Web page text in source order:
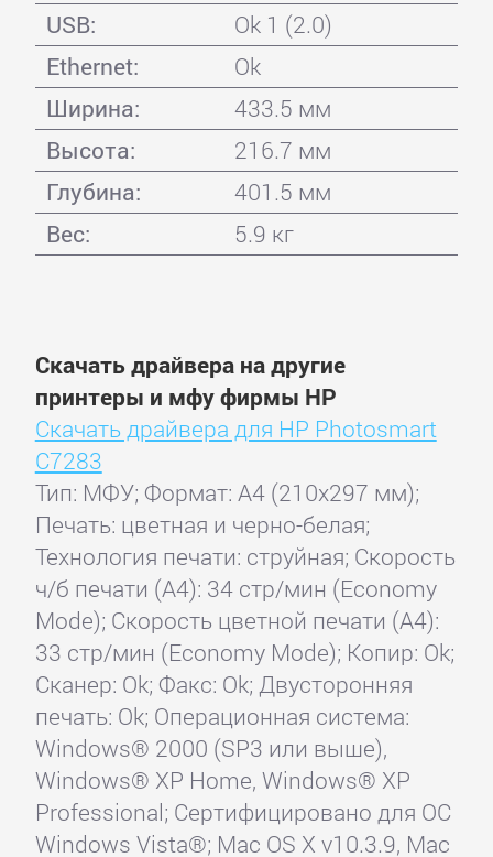
USB:
Ok 1 (2.0)
Ethernet:
Ok
Ширина:
433.5 мм
Высота:
216.7 мм
Глубина:
401.5 мм
Вес:
5.9 кг
Скачать драйвера на другие
принтеры и мфу фирмы HP
Скачать драйвера для HP Photosmart
C7283
Тип: МФУ; Формат: A4 (210x297 мм);
Печать: цветная и черно-белая;
Технология печати: струйная; Скорость
ч/б печати (А4): 34 стр/мин (Economy
Mode); Скорость цветной печати (А4):
33 стр/мин (Economy Mode); Копир: Ok;
Сканер: Ok; Факс: Ok; Двусторонняя
печать: Ok; Операционная система:
Windows® 2000 (SP3 или выше),
Windows® XP Home, Windows® XP
Professional; Сертифицировано для ОС
Windows Vista®; Mac OS X v10.3.9, Mac